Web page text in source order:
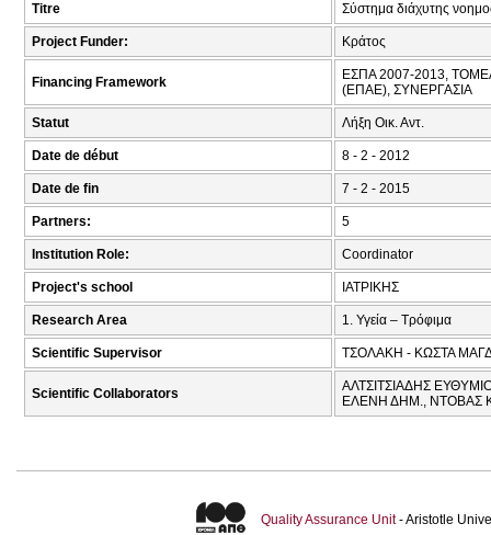
Titre Σύστημα διάχυτης
Project Funder: Κράτος
Financing Framework
ΕΣΠΑ 2007-2013,
(ΕΠΑΕ), ΣΥΝΕΡΓΑΣΙΑ
Statut Λήξη Οικ. Αντ.
Date de début 8 - 2 - 2012
Date de fin 7 - 2 - 2015
Partners: 5
Institution Role: Coordinator
Project's school ΙΑΤΡΙΚΗΣ
Research Area 1. Υγεία – Τρόφιμα
Scientific Supervisor ΤΣΟΛΑΚΗ - ΚΩΣΤΑ
Scientific Collaborators
ΑΛΤΣΙΤΣΙΑΔΗΣ
ΕΛΕΝΗ ΔΗΜ., ΝΤΟΒΑΣ
Quality Assurance Unit- Aristotle